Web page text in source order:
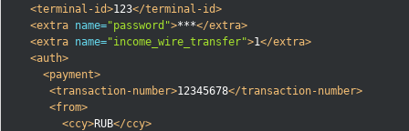
<terminal-id>123</terminal-id>
<extra name="password">***</extra>
<extra name="income_wire_transfer">1</extra>
<auth>
<payment>
<transaction-number>12345678</transaction-number>
<from>
<ccy>RUB</ccy>